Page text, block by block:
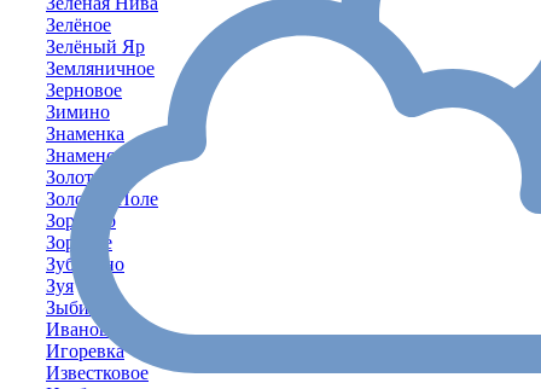
Зелёное
Зелёный Яр
Земляничное
Зерновое
Зимино
Знаменка
Знаменское
Золотое
Золотое Поле
Зоркино
Зоряное
Зубакино
Зуя
Зыбины
Ивановка
Игоревка
Известковое